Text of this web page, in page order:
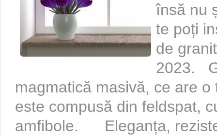
însă nu
te poți
de
2023.
magmatică masivă, ce are
este compusă din feldspat,
amfibole. Eleganța,